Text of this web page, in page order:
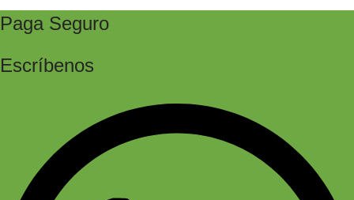
Paga Seguro
Escríbenos